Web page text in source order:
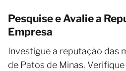
Pesquise e Avalie a
Empresa
Investigue a reputação das
de Patos de Minas.